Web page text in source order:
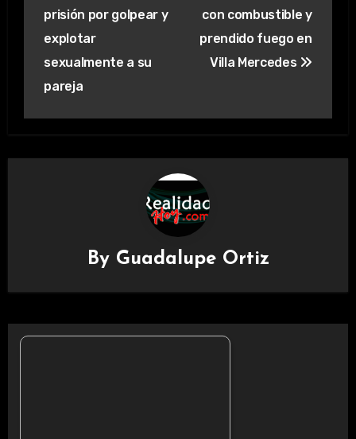
entradas
prisión por golpear y
explotar
sexualmente a su
pareja
con combustible y
prendido fuego en
Villa Mercedes
By Guadalupe Ortiz